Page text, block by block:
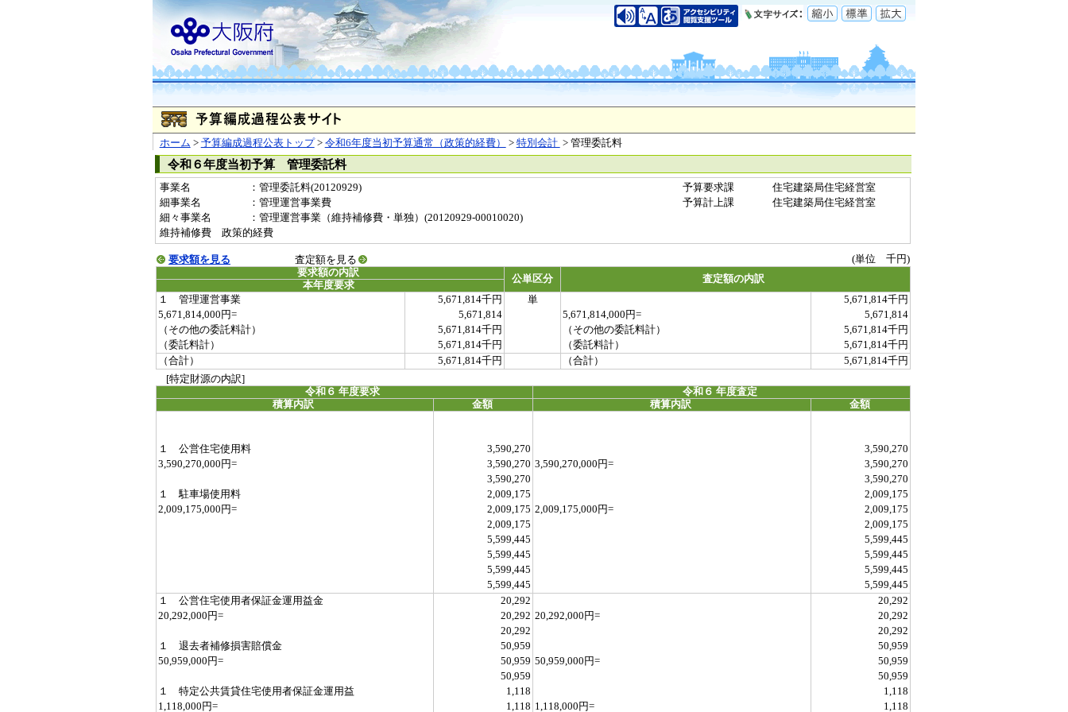
ホーム > 予算編成過程公表トップ> 令和6年度当初予算通常（政策的経費） > 特別会計 > 管理委託料
令和６年度当初予算 管理委託料
事業名 ：管理委託料(20120929) 予算要求課
住宅建築局住宅経営室
細事業名
：管理運営事業費 予算計上課
住宅建築局住宅経営室
細々事業名
：管理運営事業（維持補修費・単独）(20120929-00010020)
維持補修費 政策的経費
要求額を見る 査定額を見る
(単位 千円)
要求額の内訳
公単区分 査定額の内訳
本年度要求
１ 管理運営事業
5,671,814千円 単
5,671,814千円
5,671,814,000円=
5,671,814 5,671,814,000円=
5,671,814
（その他の委託料計）
5,671,814千円 （その他の委託料計）
5,671,814千円
（委託料計）
5,671,814千円 （委託料計）
5,671,814千円
（合計）
5,671,814千円 （合計）
5,671,814千円
[特定財源の内訳]
令和６ 年度要求
令和６ 年度査定
積算内訳
金額 積算内訳 金額
１ 公営住宅使用料 3,590,270
3,590,270
3,590,270,000円=
3,590,270 3,590,270,000円=
3,590,270
3,590,270
3,590,270
１ 駐車場使用料
2,009,175
2,009,175
2,009,175,000円=
2,009,175 2,009,175,000円=
2,009,175
2,009,175
2,009,175
5,599,445
5,599,445
5,599,445
5,599,445
5,599,445
5,599,445
5,599,445
5,599,445
１ 公営住宅使用者保証金運用益金
20,292
20,292
20,292,000円=
20,292 20,292,000円=
20,292
20,292
20,292
１ 退去者補修損害賠償金
50,959
50,959
50,959,000円=
50,959 50,959,000円=
50,959
50,959
50,959
１ 特定公共賃貸住宅使用者保証金運用益
1,118
1,118
1,118,000円=
1,118 1,118,000円= 1,118